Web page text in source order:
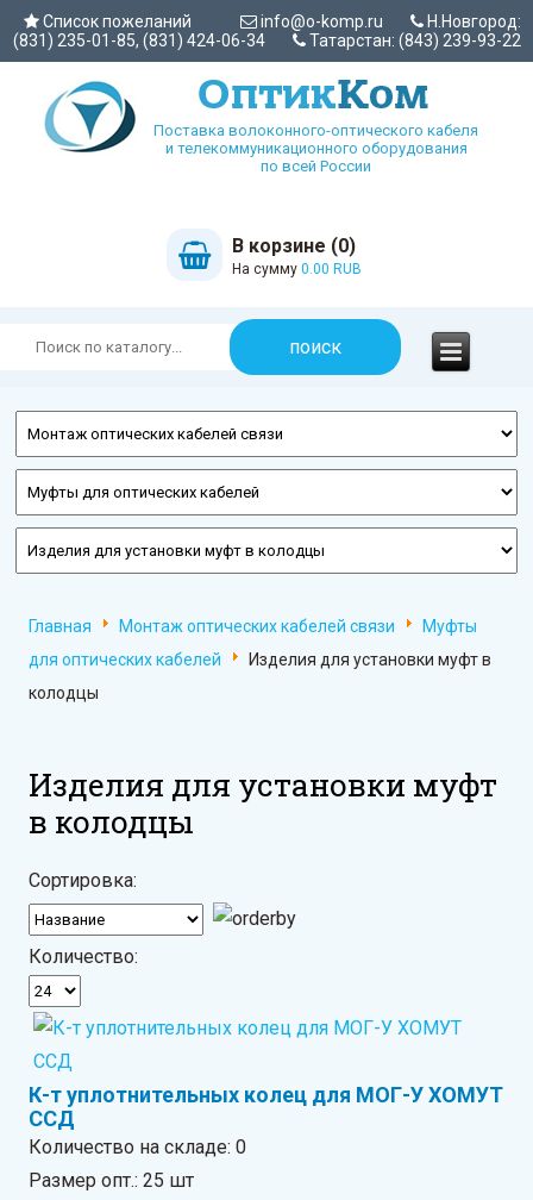
Список пожеланий info@o-komp.ru
Н.Новгород:
(831) 235-01-85, (831) 424-06-34
Татарстан: (843) 239-93-22
Поставка волоконного-оптического кабеля
и телекоммуникационного оборудования
по всей России
В корзине (0)
На сумму 0.00 RUB
Главная Монтаж оптических кабелей связи
Муфты
для оптических кабелей
Изделия для установки муфт в
колодцы
Изделия для установки муфт
в колодцы
Сортировка:
Количество:
К-т уплотнительных колец для МОГ-У ХОМУТ
ССД
Количество на складе:0
Размер опт.: 25 шт